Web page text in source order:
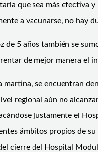
que sea más efectiva
a vacunarse, no hay
de 5 años también se
de mejor manera el
martina, se encuentran
regional aún no
justamente el
ámbitos propios de
cierre del Hospital